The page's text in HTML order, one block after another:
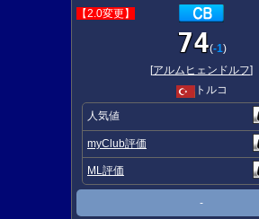
【2.0変更】
74(-1)
[アルムヒェンドルフ]
トルコ
人気値
myClub評価
ML評価
-